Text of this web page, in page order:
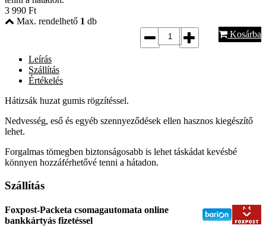
3 990 Ft
Max. rendelhető 1 db
Kosárba
Leírás
Szállítás
Értékelés
Hátizsák huzat gumis rögzítéssel.
Nedvesség, eső és egyéb szennyeződések ellen hasznos kiegészítő
lehet.
Forgalmas tömegben biztonságosabb is lehet táskádat kevésbé
könnyen hozzáférhetővé tenni a hátadon.
Szállítás
Foxpost-Packeta csomagautomata online
bankkártyás fizetéssel